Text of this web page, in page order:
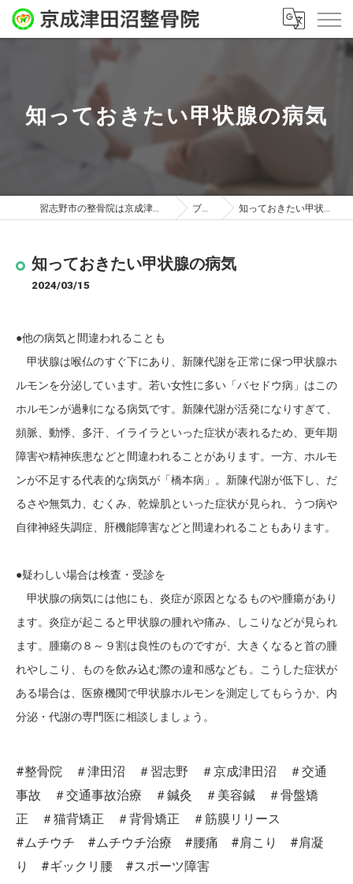
知っておきたい甲状腺の病気
習志野市の整骨院は京成津田沼整骨院 ブログ 知っておきたい甲状腺の病気
知っておきたい甲状腺の病気
2024/03/15
●他の病気と間違われることも
甲状腺は喉仏のすぐ下にあり、新陳代謝を正常に保つ甲状腺ホ
ルモンを分泌しています。若い女性に多い「バセドウ病」はこの
ホルモンが過剰になる病気です。新陳代謝が活発になりすぎて、
頻脈、動悸、多汗、イライラといった症状が表れるため、更年期
障害や精神疾患などと間違われることがあります。一方、ホルモ
ンが不足する代表的な病気が「橋本病」。新陳代謝が低下し、だ
るさや無気力、むくみ、乾燥肌といった症状が見られ、うつ病や
自律神経失調症、肝機能障害などと間違われることもあります。
●疑わしい場合は検査・受診を
甲状腺の病気には他にも、炎症が原因となるものや腫瘍があり
ます。炎症が起こると甲状腺の腫れや痛み、しこりなどが見られ
ます。腫瘍の８～９割は良性のものですが、大きくなると首の腫
れやしこり、ものを飲み込む際の違和感なども。こうした症状が
ある場合は、医療機関で甲状腺ホルモンを測定してもらうか、内
分泌・代謝の専門医に相談しましょう。
#整骨院 ＃津田沼 ＃習志野 ＃京成津田沼 ＃交通
事故 ＃交通事故治療 ＃鍼灸 ＃美容鍼 ＃骨盤矯
正 ＃猫背矯正 ＃背骨矯正 ＃筋膜リリース
#ムチウチ #ムチウチ治療 #腰痛 #肩こり #肩凝
り #ギックリ腰 #スポーツ障害